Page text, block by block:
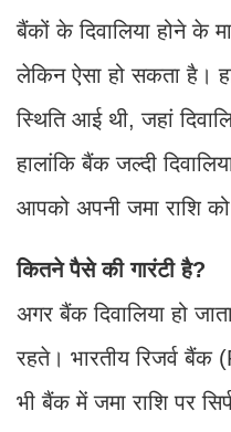
बैंकों के दिवालिया होने के
लेकिन ऐसा हो सकता है।
स्थिति आई थी, जहां
हालांकि बैंक जल्दी
आपको अपनी जमा राशि
कितने पैसे की गारंटी है?
अगर बैंक दिवालिया हो
रहते। भारतीय रिजर्व
भी बैंक में जमा राशि पर